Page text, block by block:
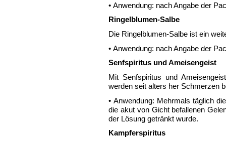
• Anwendung: nach Angabe der
Ringelblumen-Salbe
Die Ringelblumen-Salbe ist ein
• Anwendung: nach Angabe der
Senfspiritus und Ameisengeist
Mit Senfspiritus und
werden seit alters her Schmerzen
• Anwendung: Mehrmals täglich
die akut von Gicht befallenen
der Lösung getränkt wurde.
Kampferspiritus